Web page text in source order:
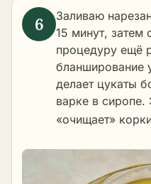
Заливаю
15 минут,
процедуру ещё
бланширование
делает цукаты
варке в сиропе.
«очищает»